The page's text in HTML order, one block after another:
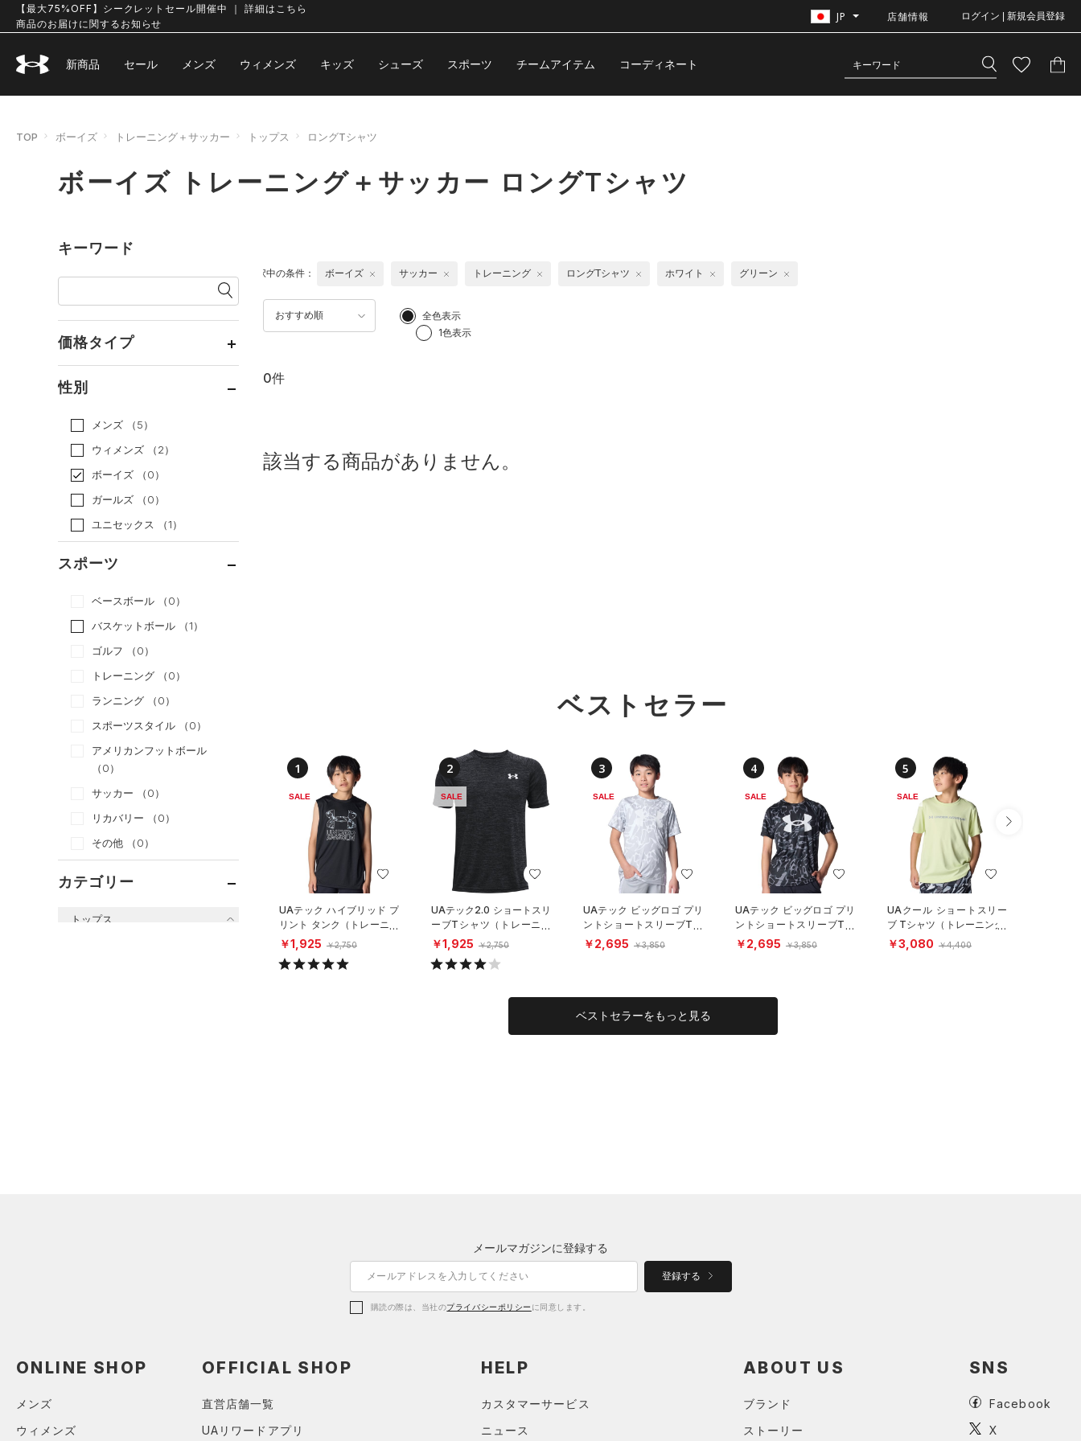
【最大75%OFF】シークレットセール開催中 ｜ 詳細はこちら
商品のお届けに関するお知らせ
JP 店舗情報 ログイン | 新規会員登録
新商品 セール メンズ ウィメンズ キッズ シューズ スポーツ チームアイテム コーディネート
TOP ボーイズ トレーニング＋サッカー トップス ロングTシャツ
ボーイズ トレーニング＋サッカー ロングTシャツ
キーワード
価格タイプ
性別
メンズ
（5）
ウィメンズ
（2）
ボーイズ
（0）
ガールズ
（0）
ユニセックス
（1）
スポーツ
ベースボール
（0）
バスケットボール
（1）
ゴルフ
（0）
トレーニング
（0）
ランニング
（0）
スポーツスタイル
（0）
アメリカンフットボール
（0）
サッカー
（0）
リカバリー
（0）
その他
（0）
カテゴリー
トップス
すべてのボトムス
アクセサリー
サイズ
おすすめ順
全色表示
1色表示
選択中の条件： ボーイズ サッカー トレーニング ロングTシャツ ホワイト グリーン
0件
該当する商品がありません。
ベストセラー
1
SALE
UAテック ハイブリッド プ
リント タンク（トレーニン
グ/BOYS）
￥1,925 ￥2,750
2
SALE
UAテック2.0 ショートスリ
ーブTシャツ（トレーニン
グ/KIDS）
￥1,925 ￥2,750
3
SALE
UAテック ビッグロゴ プリ
ントショートスリーブTシ
ャツ（トレーニング/BOY
￥2,695 ￥3,850
4
SALE
UAテック ビッグロゴ プリ
ントショートスリーブTシ
ャツ（トレーニング/BOY
￥2,695 ￥3,850
5
SALE
UAクール ショートスリー
ブ Tシャツ（トレーニング/
BOYS）
￥3,080 ￥4,400
ベストセラーをもっと見る
メールマガジンに登録する
登録する
購読の際は、当社のプライバシーポリシー に同意します。
ONLINE SHOP
メンズ
ウィメンズ
OFFICIAL SHOP
直営店舗一覧
UAリワードアプリ
HELP
カスタマーサービス
ニュース
ABOUT US
ブランド
ストーリー
SNS
Facebook
X